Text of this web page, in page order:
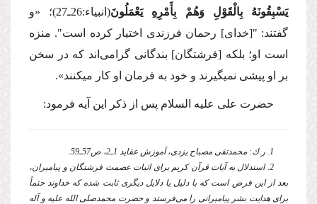
یَسْبِقُونَهُ بِالْقَوْلِ وَهُمْ بِأَمْرِهِ یَعْمَلُونَ(انبیاء:26ـ27)؛
«و
گفتند: "[خدای] رحمان فرزندی اختیار كرده است". منزه
است او؛ بلكه [فرشتگان] بندگانی گرامی‌اند كه در سخن
بر او پیشی نمی‏گیرند و خود به فرمان او كار می‏كنند».
حضرت علی علیه السلام پس از ذكر این آیه فرمود:
1. ر.ك: محمدتقی مصباح یزدی، آموزش عقاید 1ـ2، ص57ـ59.
2. استدلال به آیات قرآن كریم برای اثبات عصمت فرشتگان و پیامبران،
بعد از این فرض است كه با دلیل یا دلایل دیگری ثابت شده كه خداوند حتماً
برای هدایت بشر پیامبرانی را می‌فرستد و حضرت محمدصلی الله علیه و آله